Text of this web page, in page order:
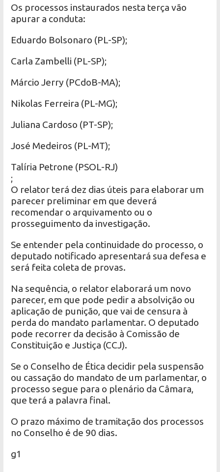
Os processos instaurados nesta terça vão
apurar a conduta:
Eduardo Bolsonaro (PL-SP);
Carla Zambelli (PL-SP);
Márcio Jerry (PCdoB-MA);
Nikolas Ferreira (PL-MG);
Juliana Cardoso (PT-SP);
José Medeiros (PL-MT);
Talíria Petrone (PSOL-RJ)
;
O relator terá dez dias úteis para elaborar um
parecer preliminar em que deverá
recomendar o arquivamento ou o
prosseguimento da investigação.
Se entender pela continuidade do processo, o
deputado notificado apresentará sua defesa e
será feita coleta de provas.
Na sequência, o relator elaborará um novo
parecer, em que pode pedir a absolvição ou
aplicação de punição, que vai de censura à
perda do mandato parlamentar. O deputado
pode recorrer da decisão à Comissão de
Constituição e Justiça (CCJ).
Se o Conselho de Ética decidir pela suspensão
ou cassação do mandato de um parlamentar, o
processo segue para o plenário da Câmara,
que terá a palavra final.
O prazo máximo de tramitação dos processos
no Conselho é de 90 dias.
g1